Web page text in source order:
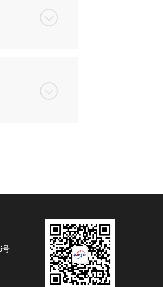
号